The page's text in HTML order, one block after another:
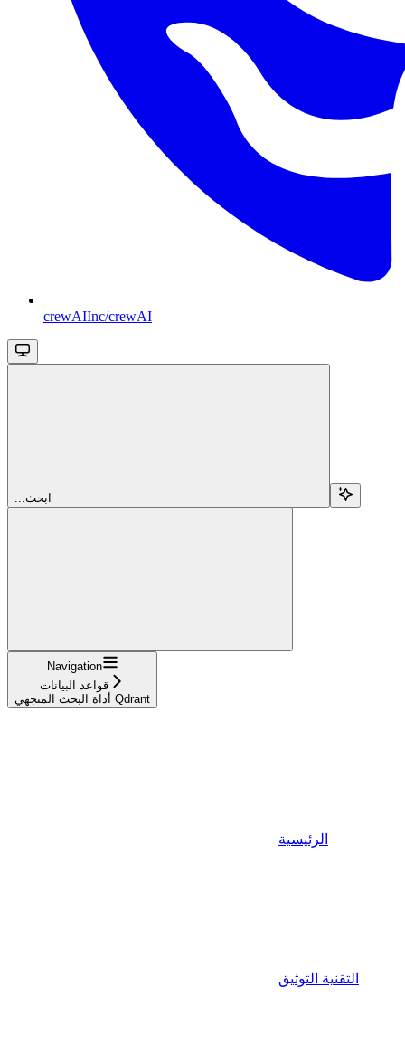
crewAIInc/crewAI
...ابحث
Navigation
قواعد البيانات
أداة البحث المتجهي Qdrant
الرئيسية
التقنية التوثيق